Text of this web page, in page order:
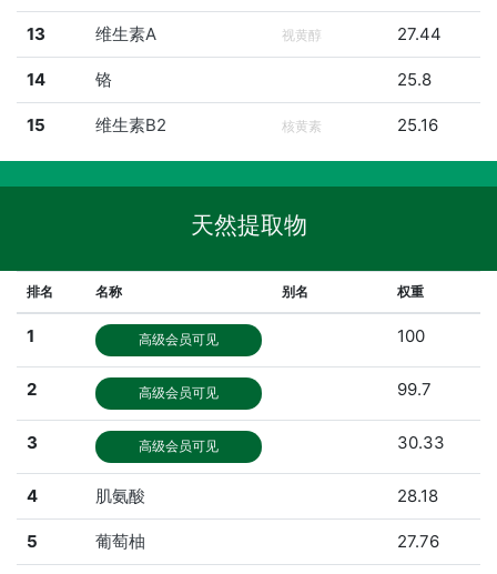
13 维生素A 视黄醇 27.44
14 铬 25.8
15 维生素B2 核黄素 25.16
天然提取物
排名 名称 别名 权重
1 高级会员可见 100
2 高级会员可见 99.7
3 高级会员可见 30.33
4 肌氨酸 28.18
5 葡萄柚 27.76